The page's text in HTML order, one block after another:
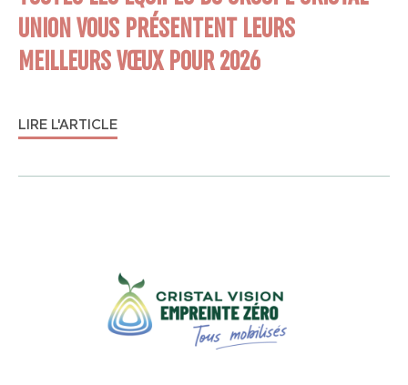
UNION VOUS PRÉSENTENT LEURS
MEILLEURS VŒUX POUR 2026
LIRE L'ARTICLE